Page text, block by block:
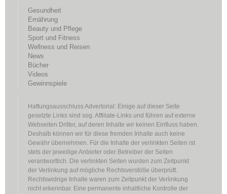
Gesundheit
Ernährung
Beauty und Pflege
Sport und Fitness
Wellness und Reisen
News
Bücher
Videos
Gewinnspiele
Haftungsausschluss Advertorial: Einige auf dieser Seite
gesetzte Links sind sog. Affiliate-Links und führen auf externe
Webseiten Dritter, auf deren Inhalte wir keinen Einfluss haben.
Deshalb können wir für diese fremden Inhalte auch keine
Gewähr übernehmen. Für die Inhalte der verlinkten Seiten ist
stets der jeweilige Anbieter oder Betreiber der Seiten
verantwortlich. Die verlinkten Seiten wurden zum Zeitpunkt
der Verlinkung auf mögliche Rechtsverstöße überprüft.
Rechtswidrige Inhalte waren zum Zeitpunkt der Verlinkung
nicht erkennbar. Eine permanente inhaltliche Kontrolle der